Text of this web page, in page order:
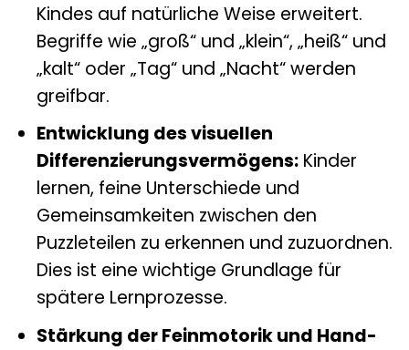
Kindes auf natürliche Weise erweitert.
Begriffe wie „groß“ und „klein“, „heiß“ und
„kalt“ oder „Tag“ und „Nacht“ werden
greifbar.
Entwicklung des visuellen
Differenzierungsvermögens:Kinder
lernen, feine Unterschiede und
Gemeinsamkeiten zwischen den
Puzzleteilen zu erkennen und zuzuordnen.
Dies ist eine wichtige Grundlage für
spätere Lernprozesse.
Stärkung der Feinmotorik und Hand-